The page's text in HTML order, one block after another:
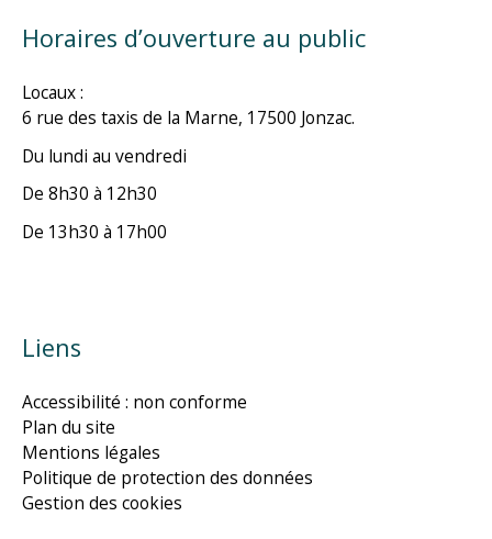
Horaires d’ouverture au public
Locaux :
6 rue des taxis de la Marne, 17500 Jonzac.
Du lundi au vendredi
De 8h30 à 12h30
De 13h30 à 17h00
Liens
Accessibilité : non conforme
Plan du site
Mentions légales
Politique de protection des données
Gestion des cookies